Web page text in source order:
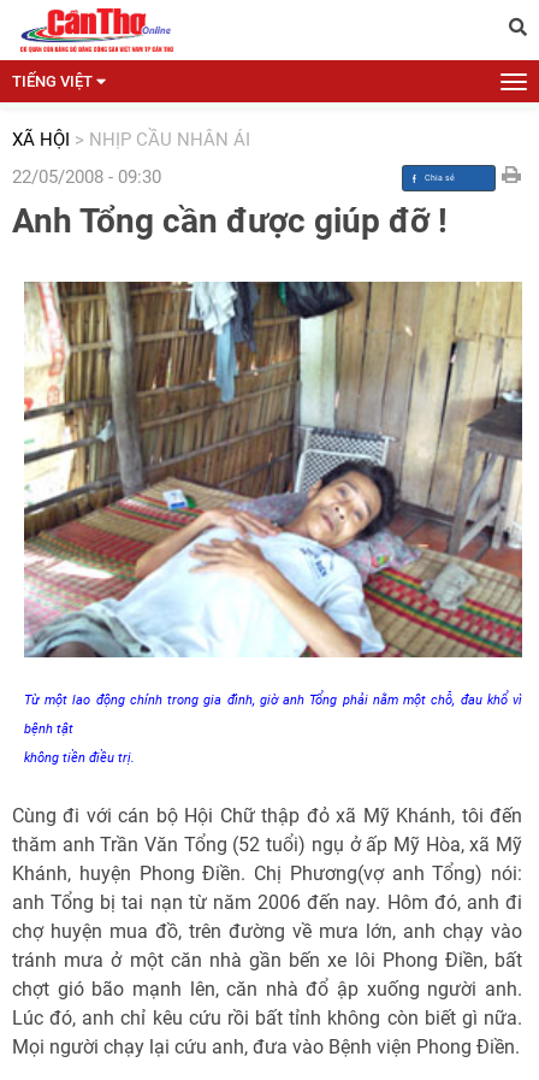
TIẾNG VIỆT
XÃ HỘI > NHỊP CẦU NHÂN ÁI
22/05/2008 - 09:30
Anh Tổng cần được giúp đỡ !
Từ một lao động chính trong gia đình, giờ anh Tổng phải nằm một chỗ, đau khổ vì
bệnh tật
không tiền điều trị.
Cùng đi với cán bộ Hội Chữ thập đỏ xã Mỹ Khánh, tôi đến
thăm anh Trần Văn Tổng (52 tuổi) ngụ ở ấp Mỹ Hòa, xã Mỹ
Khánh, huyện Phong Điền. Chị Phương(vợ anh Tổng) nói:
anh Tổng bị tai nạn từ năm 2006 đến nay. Hôm đó, anh đi
chợ huyện mua đồ, trên đường về mưa lớn, anh chạy vào
tránh mưa ở một căn nhà gần bến xe lôi Phong Điền, bất
chợt gió bão mạnh lên, căn nhà đổ ập xuống người anh.
Lúc đó, anh chỉ kêu cứu rồi bất tỉnh không còn biết gì nữa.
Mọi người chạy lại cứu anh, đưa vào Bệnh viện Phong Điền.